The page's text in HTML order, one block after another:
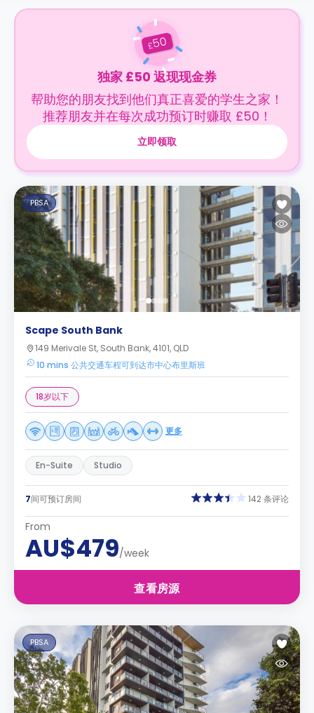
£50
独家 £50 返现现金券
帮助您的朋友找到他们真正喜爱的学生之家！
推荐朋友并在每次成功预订时赚取 £50！
立即领取
PBSA
Scape South Bank
149 Merivale St, South Bank, 4101, QLD
10 mins 公共交通车程可到达市中心布里斯班
18岁以下
更多
En-Suite Studio
7间可预订房间 142 条评论
From
AU$479/week
查看房源
PBSA